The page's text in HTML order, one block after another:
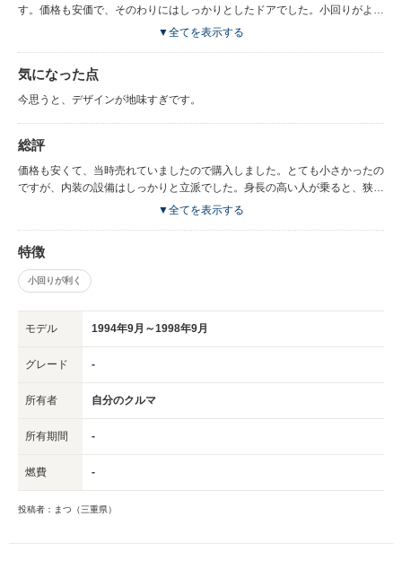
す。価格も安価で、そのわりにはしっかりとしたドアでした。小回りがよく
▼全てを表示する
気になった点
今思うと、デザインが地味すぎです。
総評
価格も安くて、当時売れていましたので購入しました。とても小さかったの
ですが、内装の設備はしっかりと立派でした。身長の高い人が乗ると、狭く
感じるくらい高さもありませんでしたが、車に包まれているような、一体感
で、運転が苦手な私でも上手に運転ができました。窓も大きく、視界が広い
ので運転しやすかったです。トラブルもなく、安全でした。今と比較する
と、何もついていなくて、事務的な車ですが、価格と見合った車でした。近
宝しました。２車線以上の道路では、こわく思った時もありますが、適度に
あり、その部分はよく錆びてしまっていました。真面目なデザインでした
てみたいです。１０万キロ以上乗りました。
▼全てを表示する
特徴
小回りが利く
モデル 1994年9月～1998年9月
グレード -
所有者 自分のクルマ
所有期間 -
燃費 -
投稿者：まつ（三重県）